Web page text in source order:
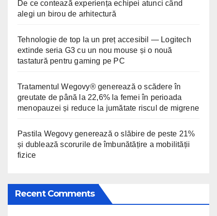
De ce contează experiența echipei atunci când
alegi un birou de arhitectură
Tehnologie de top la un preț accesibil — Logitech
extinde seria G3 cu un nou mouse și o nouă
tastatură pentru gaming pe PC
Tratamentul Wegovy® generează o scădere în
greutate de până la 22,6% la femei în perioada
menopauzei și reduce la jumătate riscul de migrene
Pastila Wegovy generează o slăbire de peste 21%
și dublează scorurile de îmbunătățire a mobilității
fizice
Recent Comments